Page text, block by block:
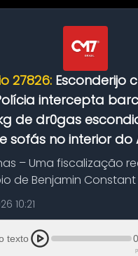
27826: Esconderijo
intercepta
de dr0gas
sofás no interior do
– Uma fiscalização
de Benjamin
de
entorpecentes em uma
atracada no porto
10:21
texto